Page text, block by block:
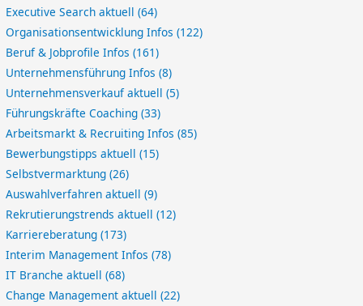
Executive Search aktuell(64)
Organisationsentwicklung Infos(122)
Beruf & Jobprofile Infos(161)
Unternehmensführung Infos(8)
Unternehmensverkauf aktuell(5)
Führungskräfte Coaching(33)
Arbeitsmarkt & Recruiting Infos(85)
Bewerbungstipps aktuell(15)
Selbstvermarktung(26)
Auswahlverfahren aktuell(9)
Rekrutierungstrends aktuell(12)
Karriereberatung(173)
Interim Management Infos(78)
IT Branche aktuell(68)
Change Management aktuell(22)